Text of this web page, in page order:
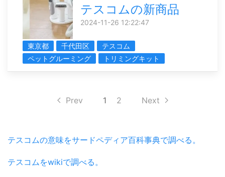
テスコムの新商品
2024-11-26 12:22:47
東京都 千代田区
テスコム
ペットグルーミング
トリミングキット
Prev 1 2 Next
テスコムの意味をサードペディア百科事典で調べる。
テスコムをwikiで調べる。